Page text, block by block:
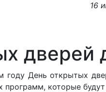
16
дверей
году День открытых
программ, которые